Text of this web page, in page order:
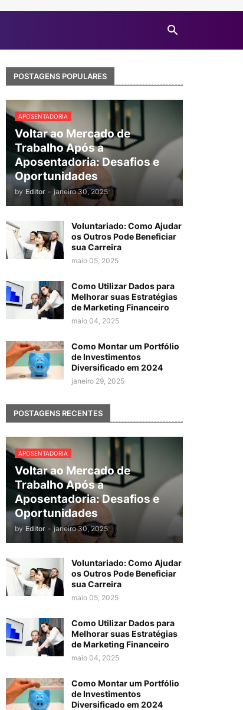
POSTAGENS POPULARES
APOSENTADORIA
Voltar ao Mercado de
Trabalho Após a
Aposentadoria: Desafios e
Oportunidades
by Editor - janeiro 30, 2025
Voluntariado: Como Ajudar
os Outros Pode Beneficiar
sua Carreira
maio 05, 2025
Como Utilizar Dados para
Melhorar suas Estratégias
de Marketing Financeiro
maio 04, 2025
Como Montar um Portfólio
de Investimentos
Diversificado em 2024
janeiro 29, 2025
POSTAGENS RECENTES
APOSENTADORIA
Voltar ao Mercado de
Trabalho Após a
Aposentadoria: Desafios e
Oportunidades
by Editor - janeiro 30, 2025
Voluntariado: Como Ajudar
os Outros Pode Beneficiar
sua Carreira
maio 05, 2025
Como Utilizar Dados para
Melhorar suas Estratégias
de Marketing Financeiro
maio 04, 2025
Como Montar um Portfólio
de Investimentos
Diversificado em 2024